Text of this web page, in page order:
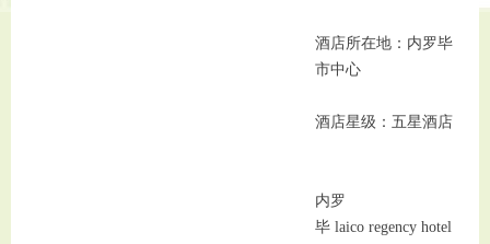
酒店所在地：内罗毕
市中心
酒店星级：五星酒店
内罗
毕 laico regency hotel